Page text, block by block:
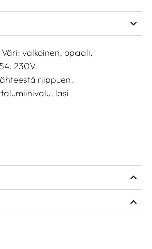
valkoinen, opaali.
230V.
riippuen.
lasi